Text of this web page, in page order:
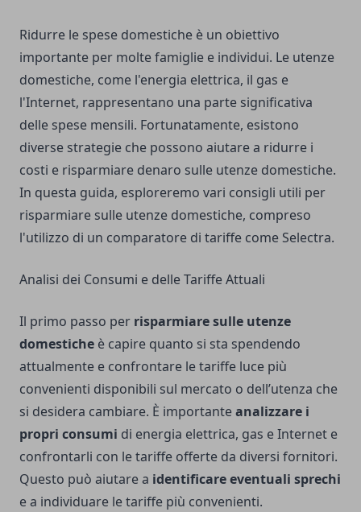
Ridurre le spese domestiche è un obiettivo
importante per molte famiglie e individui. Le utenze
domestiche, come l'energia elettrica, il gas e
l'Internet, rappresentano una parte significativa
delle spese mensili. Fortunatamente, esistono
diverse strategie che possono aiutare a ridurre i
costi e risparmiare denaro sulle utenze domestiche.
In questa guida, esploreremo vari consigli utili per
risparmiare sulle utenze domestiche, compreso
l'utilizzo di un comparatore di tariffe come Selectra.
Analisi dei Consumi e delle Tariffe Attuali
Il primo passo per risparmiare sulle utenze
domestiche è capire quanto si sta spendendo
attualmente e confrontare letariffe luce più
convenienti disponibili sul mercato o dell’utenza che
si desidera cambiare. È importanteanalizzare i
propri consumi di energia elettrica, gas e Internet e
confrontarli con le tariffe offerte da diversi fornitori.
Questo può aiutare a identificare eventuali sprechi
e a individuare le tariffe più convenienti.